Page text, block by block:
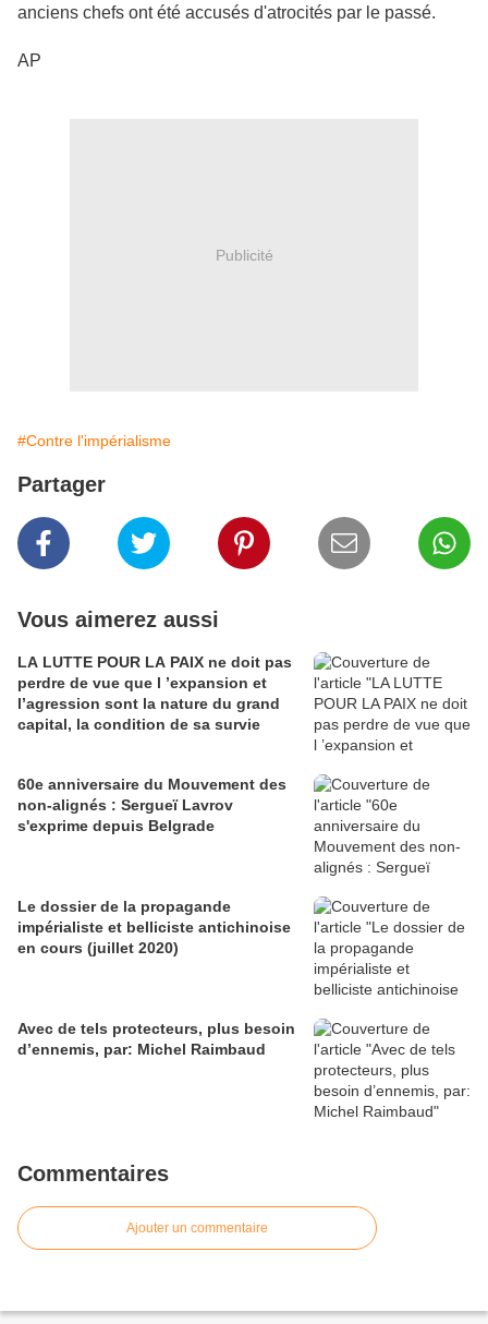
anciens chefs ont été accusés d'atrocités par le passé.
AP
Publicité
#Contre l'impérialisme
Partager
Vous aimerez aussi
LA LUTTE POUR LA PAIX ne doit pas
perdre de vue que l ’expansion et
l’agression sont la nature du grand
capital, la condition de sa survie
60e anniversaire du Mouvement des
non-alignés : Sergueï Lavrov
s'exprime depuis Belgrade
Le dossier de la propagande
impérialiste et belliciste antichinoise
en cours (juillet 2020)
Avec de tels protecteurs, plus besoin
d’ennemis, par: Michel Raimbaud
Commentaires
Ajouter un commentaire